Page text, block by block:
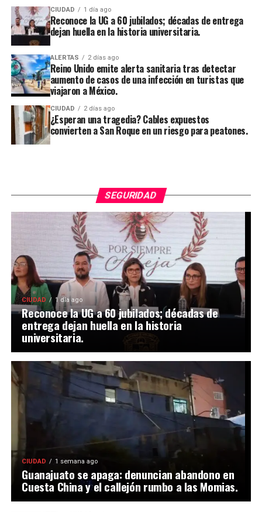
CIUDAD 1 día ago
Reconoce la UG a 60 jubilados; décadas de entrega
dejan huella en la historia universitaria.
ALERTAS 2 días ago
Reino Unido emite alerta sanitaria tras detectar
aumento de casos de una infección en turistas que
viajaron a México.
CIUDAD 2 días ago
¿Esperan una tragedia? Cables expuestos
convierten a San Roque en un riesgo para peatones.
SEGURIDAD
CIUDAD 1 día ago
Reconoce la UG a 60 jubilados; décadas de
entrega dejan huella en la historia
universitaria.
CIUDAD 1 semana ago
Guanajuato se apaga: denuncian abandono en
Cuesta China y el callejón rumbo a las Momias.